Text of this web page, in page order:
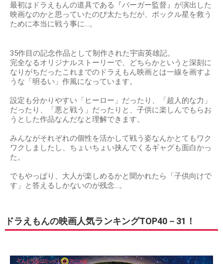
最初はドラえもんの道具である『バーガー監督』が演出した
映画なのかと思っていたのび太たちだが、ポックル星を救う
ために本当に戦う事に…。
35作目の記念作品として制作された宇宙英雄記。
完全なるオリジナルストーリーで、どちらかというと深刻に
なりがちだったこれまでのドラえもん映画とは一線を画すよ
うな「明るい」作風になっています。
設定も分かりやすい「ヒーロー」だったり、「超人的な力」
だったり、「悪と戦う」だったりと、子供に楽しんでもらお
うとした作品なんだなと理解できます。
みんながそれぞれの個性を活かして戦う姿なんかとてもワク
ワクしましたし、ちょいちょい挟んでくるギャグも面白かっ
た。
でもやっぱり、大人が楽しめるかと聞かれたら「子供向けで
す」と答えるしかないのが残念…。
ドラえもんの映画人気ランキングTOP40－31！